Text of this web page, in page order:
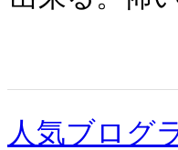
人気ブログ